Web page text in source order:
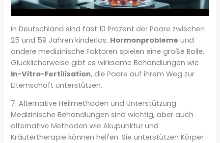
In Deutschland sind fast 10 Prozent der Paare zwischen
25 und 59 Jahren kinderlos. Hormonprobleme und
andere medizinische Faktoren spielen eine große Rolle.
Glücklicherweise gibt es wirksame Behandlungen wie
In-Vitro-Fertilisation, die Paare auf ihrem Weg zur
Elternschaft unterstützen.
7. Alternative Heilmethoden und Unterstützung
Medizinische Behandlungen sind wichtig, aber auch
alternative Methoden wie Akupunktur und
Kräutertherapie können helfen. Sie unterstützen Körper